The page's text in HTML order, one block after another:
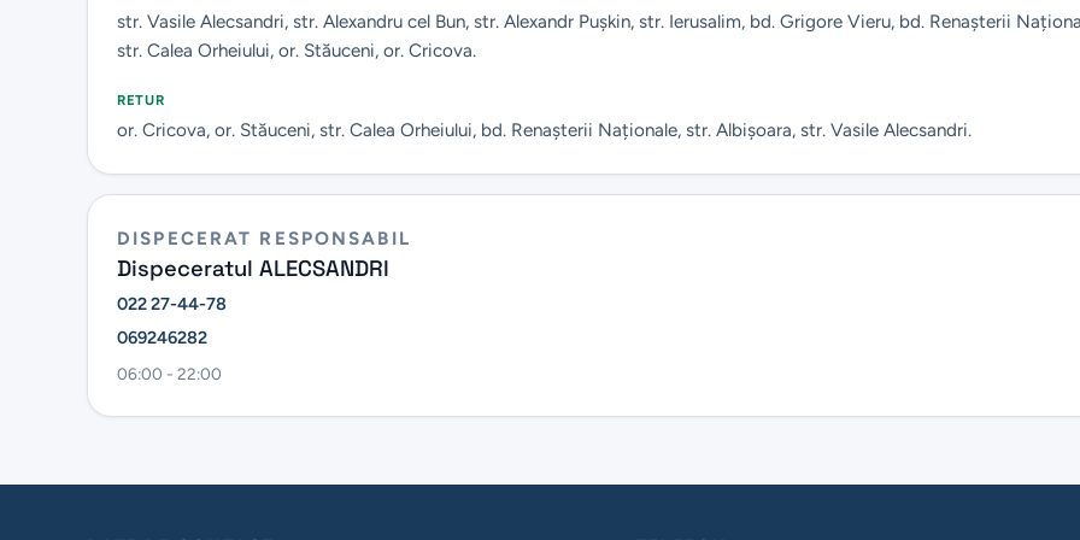
str. Vasile Alecsandri, str. Alexandru cel Bun, str. Alexandr Pușkin, str. Ierusalim, bd. Grigore Vieru, bd. Renașterii
str. Calea Orheiului, or. Stăuceni, or. Cricova.
RETUR
or. Cricova, or. Stăuceni, str. Calea Orheiului, bd. Renașterii Naționale, str. Albișoara, str. Vasile Alecsandri.
DISPECERAT RESPONSABIL
Dispeceratul ALECSANDRI
022 27-44-78
069246282
06:00 - 22:00